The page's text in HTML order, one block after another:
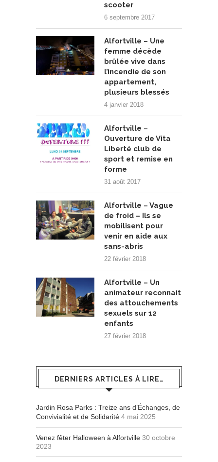
scooter
6 septembre 2017
Alfortville – Une
femme décède
brûlée vive dans
l’incendie de son
appartement,
plusieurs blessés
4 janvier 2018
Alfortville –
Ouverture de Vita
Liberté club de
sport et remise en
forme
31 août 2017
Alfortville – Vague
de froid – Ils se
mobilisent pour
venir en aide aux
sans-abris
22 février 2018
Alfortville – Un
animateur reconnait
des attouchements
sexuels sur 12
enfants
27 février 2018
DERNIERS ARTICLES À LIRE…
Jardin Rosa Parks : Treize ans d’Échanges, de
Convivialité et de Solidarité 4 mai 2025
Venez fêter Halloween à Alfortville 30 octobre
2023